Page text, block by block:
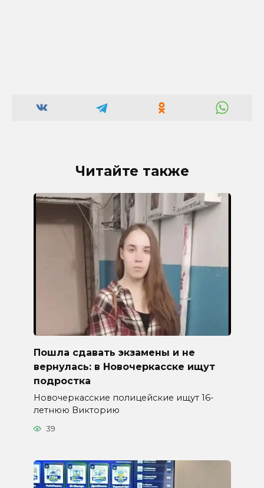
Читайте также
Пошла сдавать экзамены и не
вернулась: в Новочеркасске ищут
подростка
Новочеркасские полицейские ищут 16-
летнюю Викторию
39